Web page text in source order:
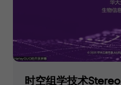
时空组学技术